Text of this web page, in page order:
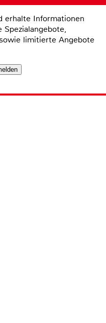
erhalte Informationen
Spezialangebote,
limitierte Angebote